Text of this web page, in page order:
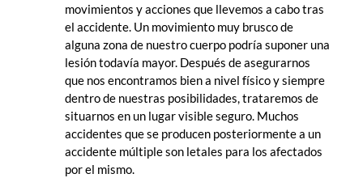
movimientos y acciones que llevemos a cabo tras
el accidente. Un movimiento muy brusco de
alguna zona de nuestro cuerpo podría suponer una
lesión todavía mayor. Después de asegurarnos
que nos encontramos bien a nivel físico y siempre
dentro de nuestras posibilidades, trataremos de
situarnos en un lugar visible seguro. Muchos
accidentes que se producen posteriormente a un
accidente múltiple son letales para los afectados
por el mismo.